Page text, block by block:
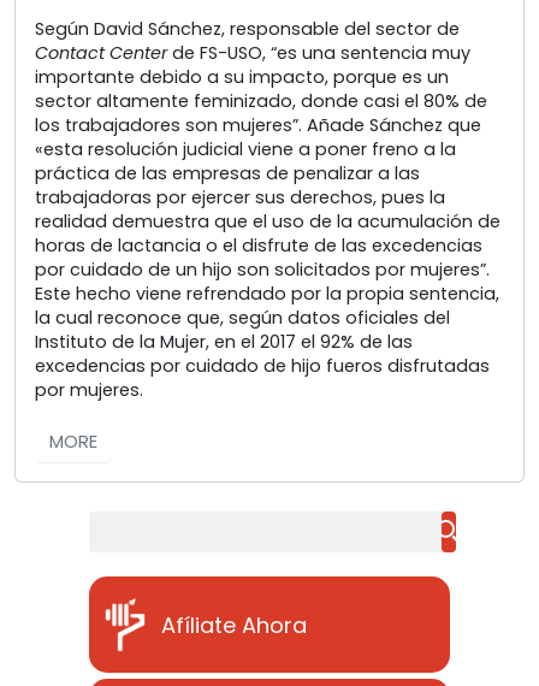
Según David Sánchez, responsable del sector de
Contact Centerde FS-USO, “es una sentencia muy
importante debido a su impacto, porque es un
sector altamente feminizado, donde casi el 80% de
los trabajadores son mujeres”. Añade Sánchez que
«esta resolución judicial viene a poner freno a la
práctica de las empresas de penalizar a las
trabajadoras por ejercer sus derechos, pues la
realidad demuestra que el uso de la acumulación de
horas de lactancia o el disfrute de las excedencias
por cuidado de un hijo son solicitados por mujeres”.
Este hecho viene refrendado por la propia sentencia,
la cual reconoce que, según datos oficiales del
Instituto de la Mujer, en el 2017 el 92% de las
excedencias por cuidado de hijo fueros disfrutadas
por mujeres.
MORE
Afíliate Ahora